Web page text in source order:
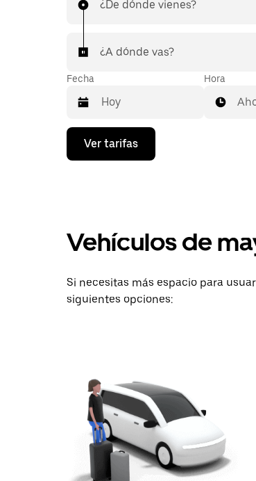
¿De dónde vienes?
¿A dónde vas?
Fecha
Presiona
flecha
el
calendario
una
fecha.
calendario.
Hora
Ver tarifas
Vehículos de
Si necesitas más espacio para
siguientes opciones: